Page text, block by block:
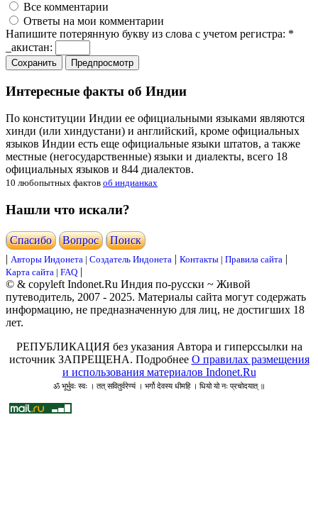
Все комментарии
Ответы на мои комментарии
Напишите потерянную букву из слова с учетом регистра: *
_акистан:
Интересные факты об Индии
По конституции Индии ее официальными языками являются
хинди (или хиндустани) и английский, кроме официальных
языков Индии есть еще официальные языки штатов, а также
местные (негосударственные) языки и диалекты, всего 18
официальных языков и 844 диалектов.
10 любопытных фактов об индианках
Нашли что искали?
Cпасибо Вопрос
Поиск
| Авторы Индонета | Создатель Индонета | Контакты | Правила сайта |
Карта сайта | FAQ |
© & copyleft Indonet.Ru Индия по-русски ~ Живой
путеводитель, 2007 - 2025. Материалы сайта могут содержать
информацию, не предназначенную для лиц, не достигших 18
лет.
РЕПУБЛИКАЦИЯ без указания Автора и гиперссылки на
источник ЗАПРЕЩЕНА. Подробнее О правилах размещения
и использования материалов Indonet.Ru
ॐ भूर्भुवः स्वः । तत् सवितुर्वरेण्यं । भर्गो देवस्य धीमहि । धियो यो नः प्रचोदयात् ॥